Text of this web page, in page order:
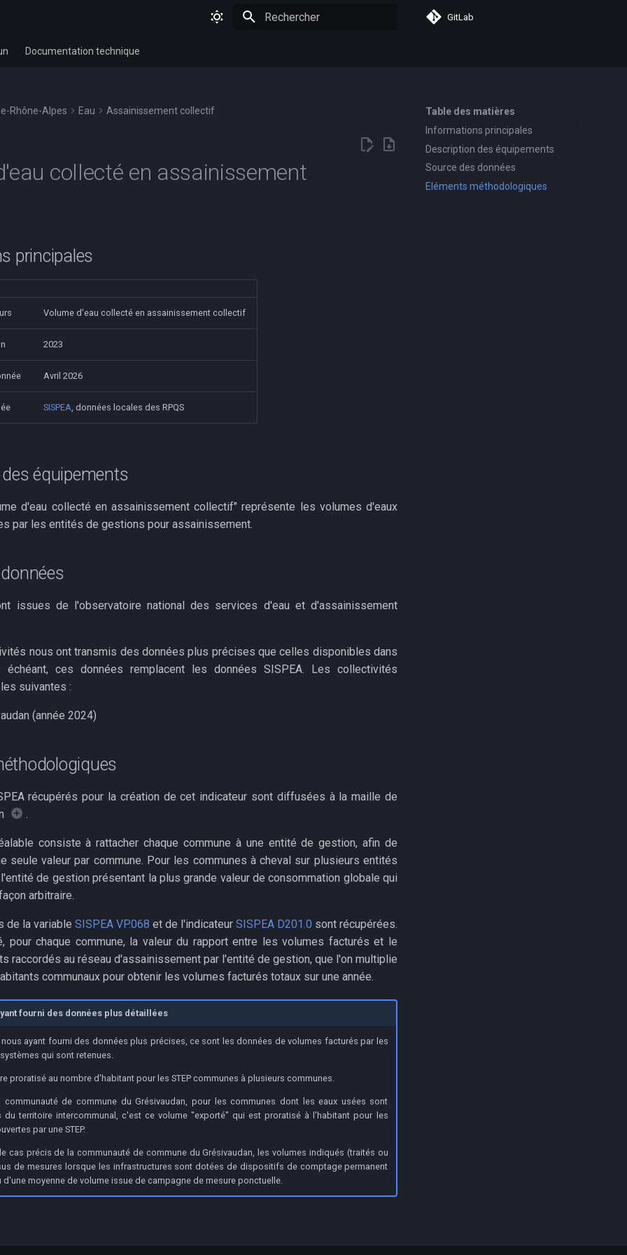
GitLab
Documentation technique
Table des matières
Informations principales
Description des équipements
Source des données
Eléments méthodologiques
Rhône-Alpes Eau Assainissement collectif
collecté en assainissement
principales
Volume d'eau collecté en assainissement collectif
2023
Avril 2026
SISPEA, données locales des RPQS
équipements
d'eau collecté en assainissement collectif" représente les volumes d'eaux
par les entités de gestions pour assainissement.
issues de l'observatoire national des services d'eau et d'assainissement
nous ont transmis des données plus précises que celles disponibles dans
échéant, ces données remplacent les données SISPEA. Les collectivités
suivantes :
(année 2024)
récupérés pour la création de cet indicateur sont diffusées à la maille de
.
consiste à rattacher chaque commune à une entité de gestion, afin de
seule valeur par commune. Pour les communes à cheval sur plusieurs entités
de gestion présentant la plus grande valeur de consommation globale qui
arbitraire.
de la variable SISPEA VP.068 et de l'indicateur SISPEA D201.0 sont récupérées.
pour chaque commune, la valeur du rapport entre les volumes facturés et le
raccordés au réseau d'assainissement par l'entité de gestion, que l'on multiplie
communaux pour obtenir les volumes facturés totaux sur une année.
fourni des données plus détaillées
ayant fourni des données plus précises, ce sont les données de volumes facturés par les
qui sont retenues.
proratisé au nombre d'habitant pour les STEP communes à plusieurs communes.
de commune du Grésivaudan, pour les communes dont les eaux usées sont
du territoire intercommunal, c'est ce volume "exporté" qui est proratisé à l'habitant pour les
par une STEP.
cas précis de la communauté de commune du Grésivaudan, les volumes indiqués (traités ou
de mesures lorsque les infrastructures sont dotées de dispositifs de comptage permanent
moyenne de volume issue de campagne de mesure ponctuelle.